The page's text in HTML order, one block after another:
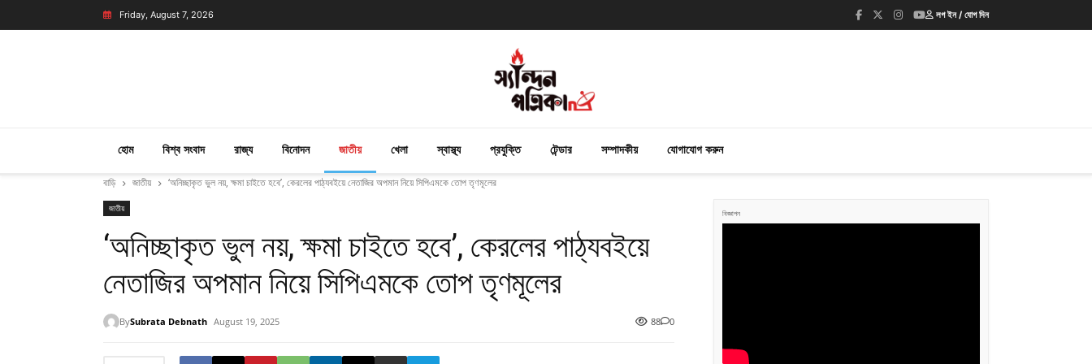
Friday, August 7, 2026 লগ ইন / যোগ দিন
হোম বিশ্ব সংবাদ রাজ্য বিনোদন জাতীয় খেলা স্বাস্থ্য প্রযুক্তি টেন্ডার সম্পাদকীয় যোগাযোগ করুন
বাড়ি জাতীয় ‘অনিচ্ছাকৃত ভুল নয়, ক্ষমা চাইতে হবে’, কেরলের পাঠ্যবইয়ে নেতাজির অপমান নিয়ে সিপিএমকে তোপ তৃণমূলের
জাতীয়
‘অনিচ্ছাকৃত ভুল নয়, ক্ষমা চাইতে হবে’, কেরলের পাঠ্যবইয়ে
নেতাজির অপমান নিয়ে সিপিএমকে তোপ তৃণমূলের
BySubrata Debnath August 19, 2025 88 0
বিজ্ঞাপন